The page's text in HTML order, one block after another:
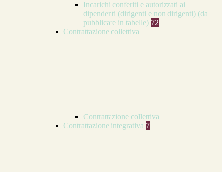
Incarichi conferiti e autorizzati ai
dipendenti (dirigenti e non dirigenti) (da
pubblicare in tabelle) 72
Contrattazione collettiva
Contrattazione collettiva
Contrattazione integrativa 7